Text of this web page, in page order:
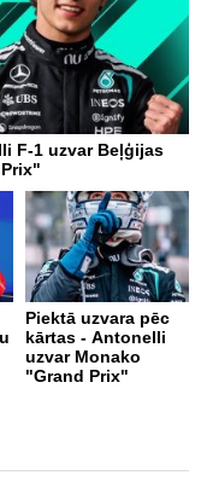
F-1 uzvar Beļģijas
Piektā uzvara pēc
kārtas - Antonelli
uzvar Monako
"Grand Prix"